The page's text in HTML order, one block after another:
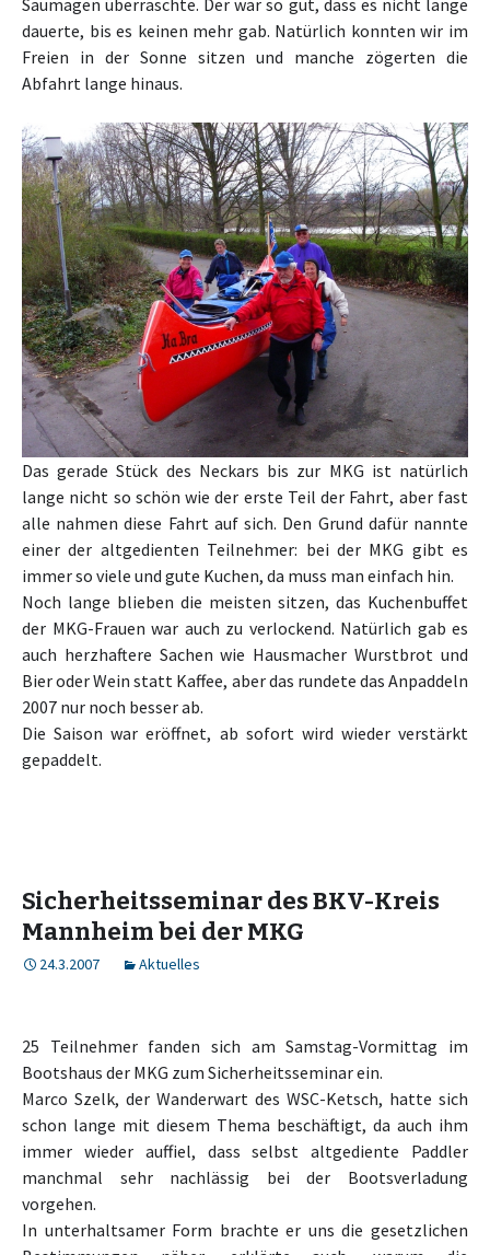
Saumagen überraschte. Der war so gut, dass es nicht lange
dauerte, bis es keinen mehr gab. Natürlich konnten wir im
Freien in der Sonne sitzen und manche zögerten die
Abfahrt lange hinaus.
Das gerade Stück des Neckars bis zur MKG ist natürlich
lange nicht so schön wie der erste Teil der Fahrt, aber fast
alle nahmen diese Fahrt auf sich. Den Grund dafür nannte
einer der altgedienten Teilnehmer: bei der MKG gibt es
immer so viele und gute Kuchen, da muss man einfach hin.
Noch lange blieben die meisten sitzen, das Kuchenbuffet
der MKG-Frauen war auch zu verlockend. Natürlich gab es
auch herzhaftere Sachen wie Hausmacher Wurstbrot und
Bier oder Wein statt Kaffee, aber das rundete das Anpaddeln
2007 nur noch besser ab.
Die Saison war eröffnet, ab sofort wird wieder verstärkt
gepaddelt.
Sicherheitsseminar des BKV-Kreis
Mannheim bei der MKG
24.3.2007 Aktuelles
25 Teilnehmer fanden sich am Samstag-Vormittag im
Bootshaus der MKG zum Sicherheitsseminar ein.
Marco Szelk, der Wanderwart des WSC-Ketsch, hatte sich
schon lange mit diesem Thema beschäftigt, da auch ihm
immer wieder auffiel, dass selbst altgediente Paddler
manchmal sehr nachlässig bei der Bootsverladung
vorgehen.
In unterhaltsamer Form brachte er uns die gesetzlichen